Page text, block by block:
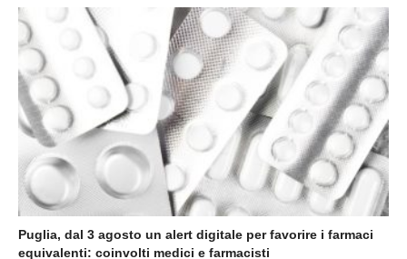
Puglia, dal 3 agosto un alert digitale per favorire i farmaci
equivalenti: coinvolti medici e farmacisti